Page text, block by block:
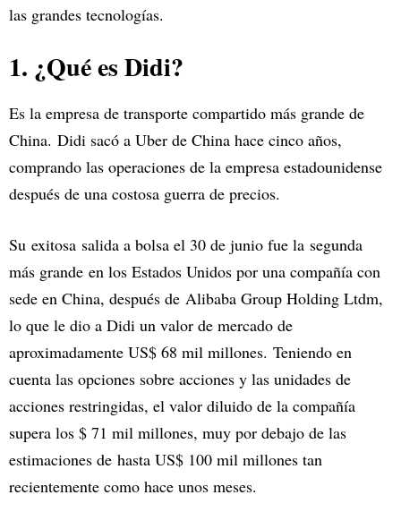
las grandes tecnologías.
1. ¿Qué es Didi?
Es la empresa de transporte compartido más grande de
China. Didi sacó a Uber de China hace cinco años,
comprando las operaciones de la empresa estadounidense
después de una costosa guerra de precios.
Su exitosa salida a bolsa el 30 de junio fue la segunda
más grande en los Estados Unidos por una compañía con
sede en China, después de Alibaba Group Holding Ltdm,
lo que le dio a Didi un valor de mercado de
aproximadamente US$ 68 mil millones. Teniendo en
cuenta las opciones sobre acciones y las unidades de
acciones restringidas, el valor diluido de la compañía
supera los $ 71 mil millones, muy por debajo de las
estimaciones de hasta US$ 100 mil millones tan
recientemente como hace unos meses.